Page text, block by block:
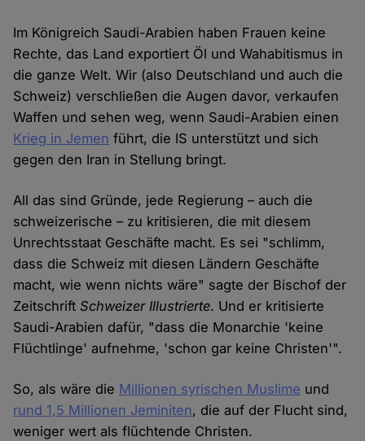
Im Königreich Saudi-Arabien haben Frauen keine
Rechte, das Land exportiert Öl und Wahabitismus in
die ganze Welt. Wir (also Deutschland und auch die
Schweiz) verschließen die Augen davor, verkaufen
Waffen und sehen weg, wenn Saudi-Arabien einen
Krieg in Jemen führt, die IS unterstützt und sich
gegen den Iran in Stellung bringt.
All das sind Gründe, jede Regierung – auch die
schweizerische – zu kritisieren, die mit diesem
Unrechtsstaat Geschäfte macht. Es sei "schlimm,
dass die Schweiz mit diesen Ländern Geschäfte
macht, wie wenn nichts wäre" sagte der Bischof der
ZeitschriftSchweizer Illustrierte. Und er kritisierte
Saudi-Arabien dafür, "dass die Monarchie 'keine
Flüchtlinge' aufnehme, 'schon gar keine Christen'".
So, als wäre die Millionen syrischen Muslime und
rund 1,5 Millionen Jeminiten, die auf der Flucht sind,
weniger wert als flüchtende Christen.